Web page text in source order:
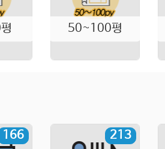
50~100평
166 213